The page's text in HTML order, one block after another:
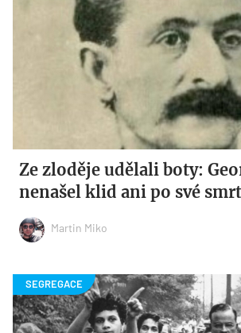
Ze zloděje udělali boty:
nenašel klid ani po své
Martin Miko